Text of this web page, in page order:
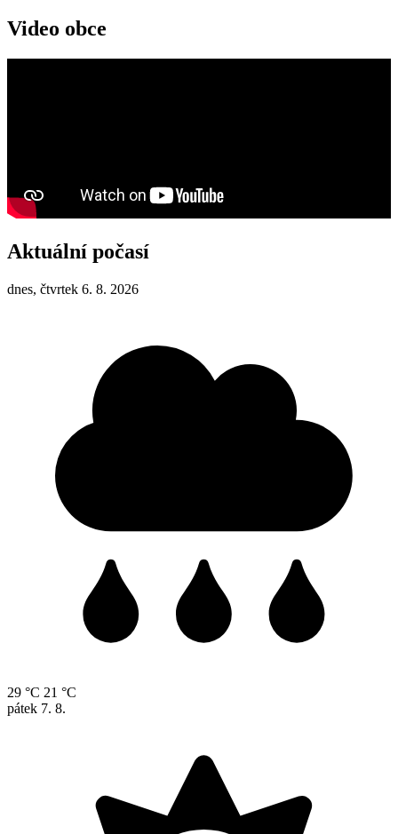
Video obce
Aktuální počasí
dnes, čtvrtek 6. 8. 2026
29 °C 21 °C
pátek 7. 8.